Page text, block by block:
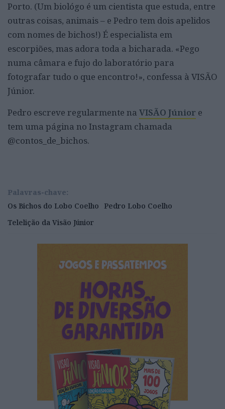
Porto. (Um biológo é um cientista que estuda, entre
outras coisas, animais – e Pedro tem dois apelidos
com nomes de bichos!) É especialista em
escorpiões, mas adora toda a bicharada. «Pego
numa câmara e fujo do laboratório para
fotografar tudo o que encontro!», confessa à VISÃO
Júnior.
Pedro escreve regularmente na VISÃO Júnior e
tem uma página no Instagram chamada
@contos_de_bichos.
Palavras-chave:
Os Bichos do Lobo Coelho
Pedro Lobo Coelho
Telelição da Visão Júnior